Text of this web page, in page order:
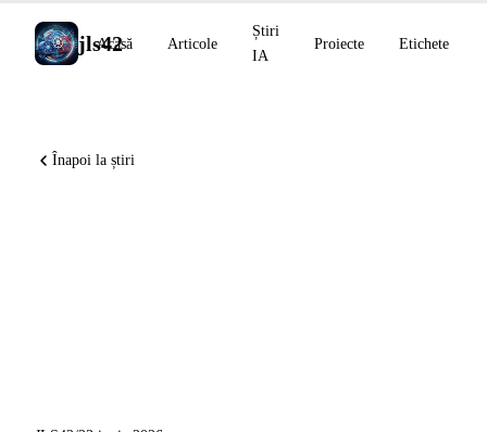
jls42
Acasă Articole
Știri
IA
Proiecte Etichete
Înapoi la știri